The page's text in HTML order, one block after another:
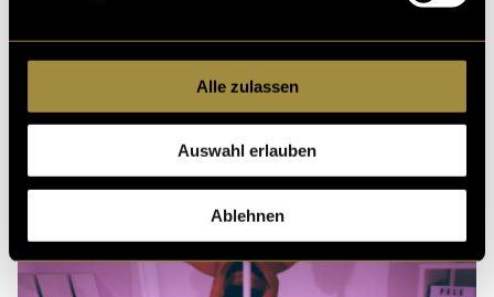
Alle zulassen
Auswahl erlauben
Ablehnen